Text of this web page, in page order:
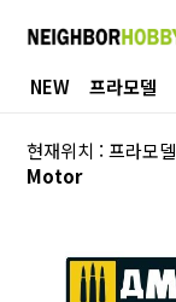
NEW 프라모델
현재위치 :프라모델
Motor